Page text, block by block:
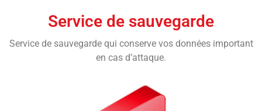
Service de sauvegarde
Service de sauvegarde qui conserve vos données important
en cas d’attaque.